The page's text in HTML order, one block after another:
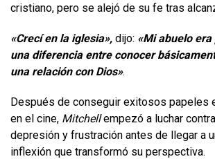
cristiano, pero se alejó de su fe tras
«Crecí en la iglesia», dijo: «Mi abuelo
una diferencia entre conocer
una relación con Dios».
Después de conseguir exitosos papeles
en el cine, Mitchellempezó a luchar
depresión y frustración antes de llegar a
inflexión que transformó su perspectiva.